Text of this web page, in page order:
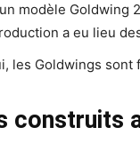
modèle Goldwing
a eu lieu
les Goldwings
construits